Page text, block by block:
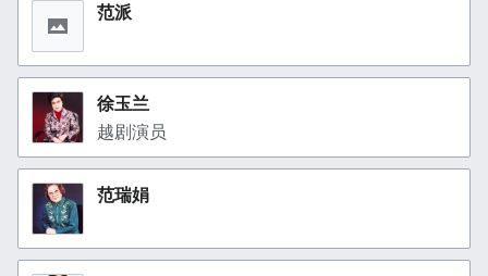
范派
徐玉兰
越剧演员
范瑞娟